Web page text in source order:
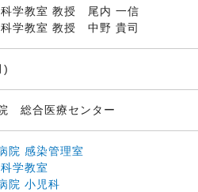
科学教室 教授 尾内 一信
学教室 教授 中野 貴司
)
総合医療センター
院 感染管理室
学教室
院 小児科